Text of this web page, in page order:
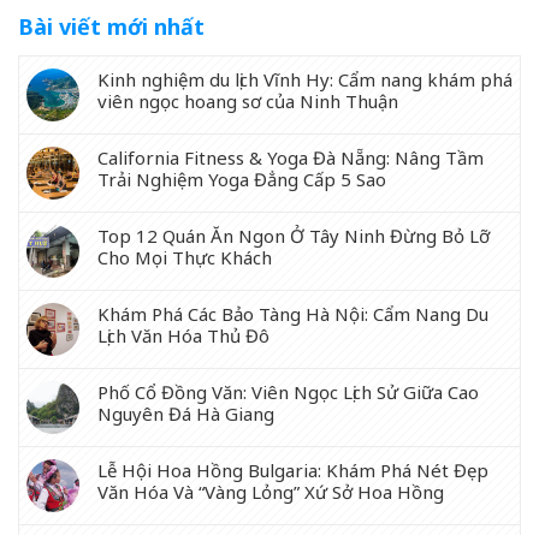
Bài viết mới nhất
Kinh nghiệm du lịch Vĩnh Hy: Cẩm nang khám phá
viên ngọc hoang sơ của Ninh Thuận
California Fitness & Yoga Đà Nẵng: Nâng Tầm
Trải Nghiệm Yoga Đẳng Cấp 5 Sao
Top 12 Quán Ăn Ngon Ở Tây Ninh Đừng Bỏ Lỡ
Cho Mọi Thực Khách
Khám Phá Các Bảo Tàng Hà Nội: Cẩm Nang Du
Lịch Văn Hóa Thủ Đô
Phố Cổ Đồng Văn: Viên Ngọc Lịch Sử Giữa Cao
Nguyên Đá Hà Giang
Lễ Hội Hoa Hồng Bulgaria: Khám Phá Nét Đẹp
Văn Hóa Và “Vàng Lỏng” Xứ Sở Hoa Hồng